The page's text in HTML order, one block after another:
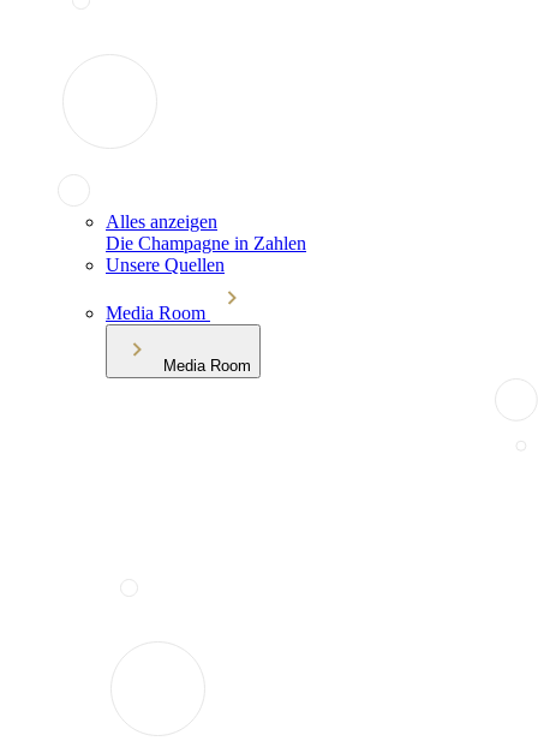
Alles anzeigen
Die Champagne in Zahlen
Unsere Quellen
Media Room
Media Room